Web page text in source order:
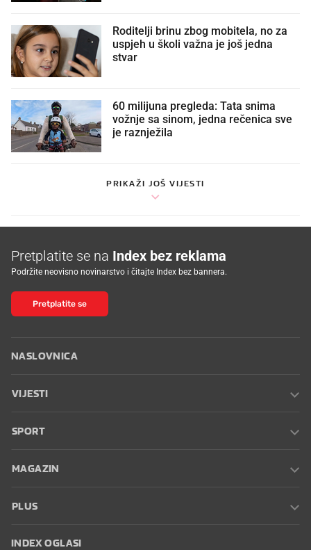
Roditelji brinu zbog mobitela, no za
uspjeh u školi važna je još jedna
stvar
60 milijuna pregleda: Tata snima
vožnje sa sinom, jedna rečenica sve
je raznježila
PRIKAŽI JOŠ VIJESTI
Pretplatite se na Index bez reklama
Podržite neovisno novinarstvo i čitajte Index bez bannera.
Pretplatite se
NASLOVNICA
VIJESTI
SPORT
MAGAZIN
PLUS
INDEX OGLASI